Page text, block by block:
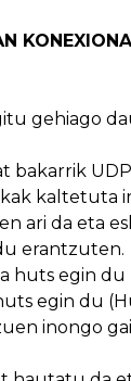
gehiago
bakarrik
kaltetuta
ari da eta
erantzuten.
egin du
egin du
inongo